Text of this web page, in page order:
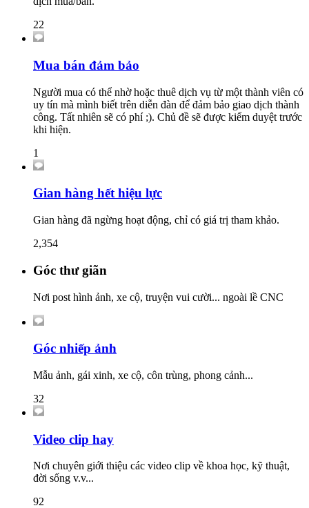
22
Mua bán đảm bảo
Người mua có thể nhờ hoặc thuê dịch vụ từ một thành viên có
uy tín mà mình biết trên diễn đàn để đảm bảo giao dịch thành
công. Tất nhiên sẽ có phí ;). Chủ đề sẽ được kiểm duyệt trước
khi hiện.
1
Gian hàng hết hiệu lực
Gian hàng đã ngừng hoạt động, chỉ có giá trị tham khảo.
2,354
Góc thư giãn
Nơi post hình ảnh, xe cộ, truyện vui cười... ngoài lề CNC
Góc nhiếp ảnh
Mẫu ảnh, gái xinh, xe cộ, côn trùng, phong cảnh...
32
Video clip hay
Nơi chuyên giới thiệu các video clip về khoa học, kỹ thuật,
đời sống v.v...
92